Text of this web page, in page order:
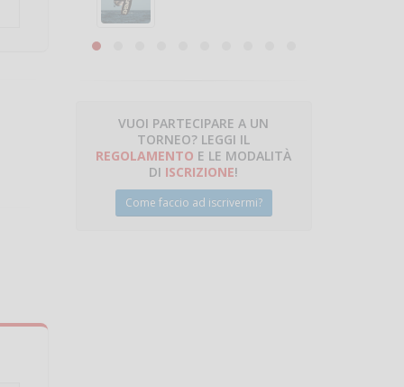
VUOI PARTECIPARE A UN
TORNEO? LEGGI IL
REGOLAMENTO E LE MODALITÀ
DI ISCRIZIONE!
Come faccio ad iscrivermi?